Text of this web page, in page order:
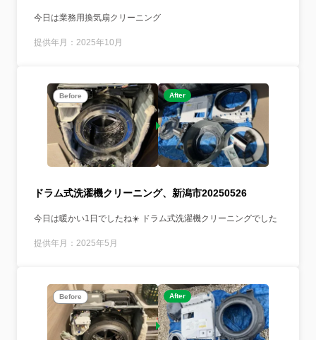
今日は業務用換気扇クリーニング
提供年月：2025年10月
Before After
ドラム式洗濯機クリーニング、新潟市20250526
今日は暖かい1日でしたね☀️ ドラム式洗濯機クリーニングでした
提供年月：2025年5月
Before After